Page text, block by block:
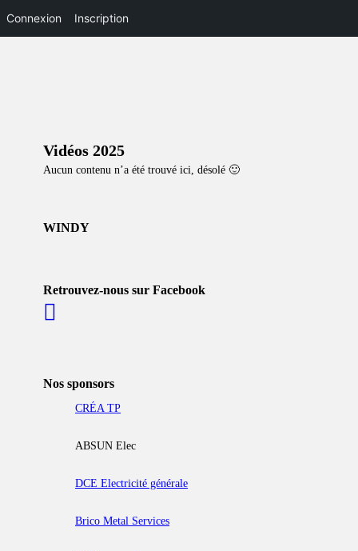
Connexion Inscription
Vidéos 2025
Aucun contenu n’a été trouvé ici, désolé 🙂
WINDY
Retrouvez-nous sur Facebook
Nos sponsors
CRÉA TP
ABSUN Elec
DCE Electricité générale
Brico Metal Services